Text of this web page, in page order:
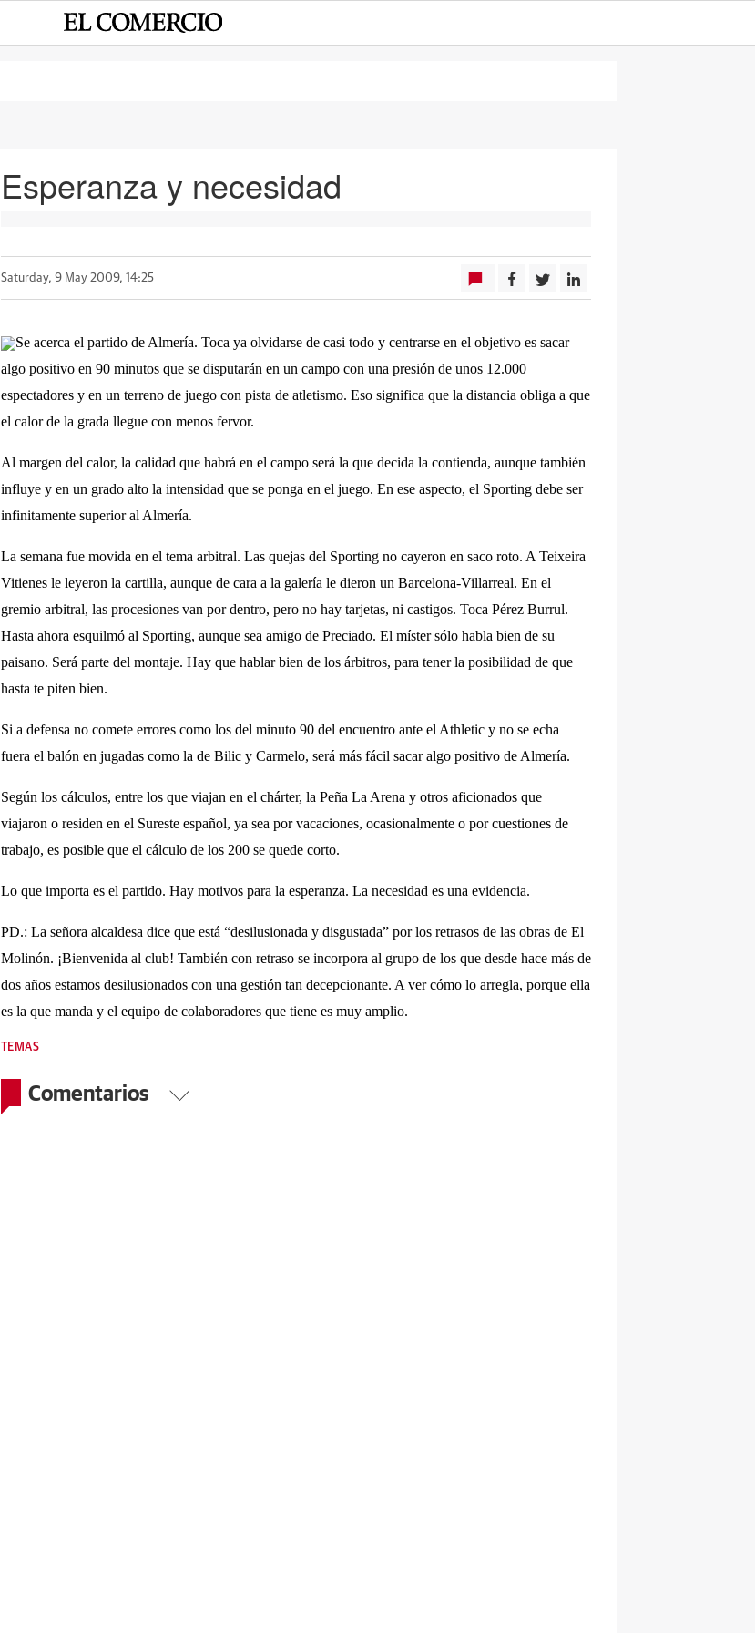
Esperanza y necesidad
Saturday, 9 May 2009, 14:25
Se acerca el partido de Almería. Toca ya olvidarse de casi todo y centrarse en el objetivo es sacar
algo positivo en 90 minutos que se disputarán en un campo con una presión de unos 12.000
espectadores y en un terreno de juego con pista de atletismo. Eso significa que la distancia obliga a que
el calor de la grada llegue con menos fervor.
Al margen del calor, la calidad que habrá en el campo será la que decida la contienda, aunque también
influye y en un grado alto la intensidad que se ponga en el juego. En ese aspecto, el Sporting debe ser
infinitamente superior al Almería.
La semana fue movida en el tema arbitral. Las quejas del Sporting no cayeron en saco roto. A Teixeira
Vitienes le leyeron la cartilla, aunque de cara a la galería le dieron un Barcelona-Villarreal. En el
gremio arbitral, las procesiones van por dentro, pero no hay tarjetas, ni castigos. Toca Pérez Burrul.
Hasta ahora esquilmó al Sporting, aunque sea amigo de Preciado. El míster sólo habla bien de su
paisano. Será parte del montaje. Hay que hablar bien de los árbitros, para tener la posibilidad de que
hasta te piten bien.
Si a defensa no comete errores como los del minuto 90 del encuentro ante el Athletic y no se echa
fuera el balón en jugadas como la de Bilic y Carmelo, será más fácil sacar algo positivo de Almería.
Según los cálculos, entre los que viajan en el chárter, la Peña La Arena y otros aficionados que
viajaron o residen en el Sureste español, ya sea por vacaciones, ocasionalmente o por cuestiones de
trabajo, es posible que el cálculo de los 200 se quede corto.
Lo que importa es el partido. Hay motivos para la esperanza. La necesidad es una evidencia.
PD.: La señora alcaldesa dice que está “desilusionada y disgustada” por los retrasos de las obras de El
Molinón. ¡Bienvenida al club! También con retraso se incorpora al grupo de los que desde hace más de
dos años estamos desilusionados con una gestión tan decepcionante. A ver cómo lo arregla, porque ella
es la que manda y el equipo de colaboradores que tiene es muy amplio.
TEMAS
Comentarios